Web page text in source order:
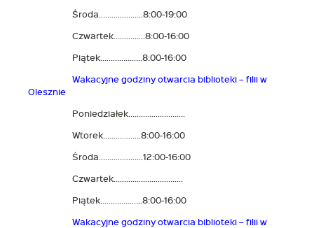
Środa…………………8:00-19:00
Czwartek……………8:00-16:00
Piątek………………..8:00-16:00
Wakacyjne godziny otwarcia biblioteki – filii w
Olesznie
Poniedziałek………………………
Wtorek………………8:00-16:00
Środa…………………12:00-16:00
Czwartek……………………………
Piątek………………..8:00-16:00
Wakacyjne godziny otwarcia biblioteki – filii w